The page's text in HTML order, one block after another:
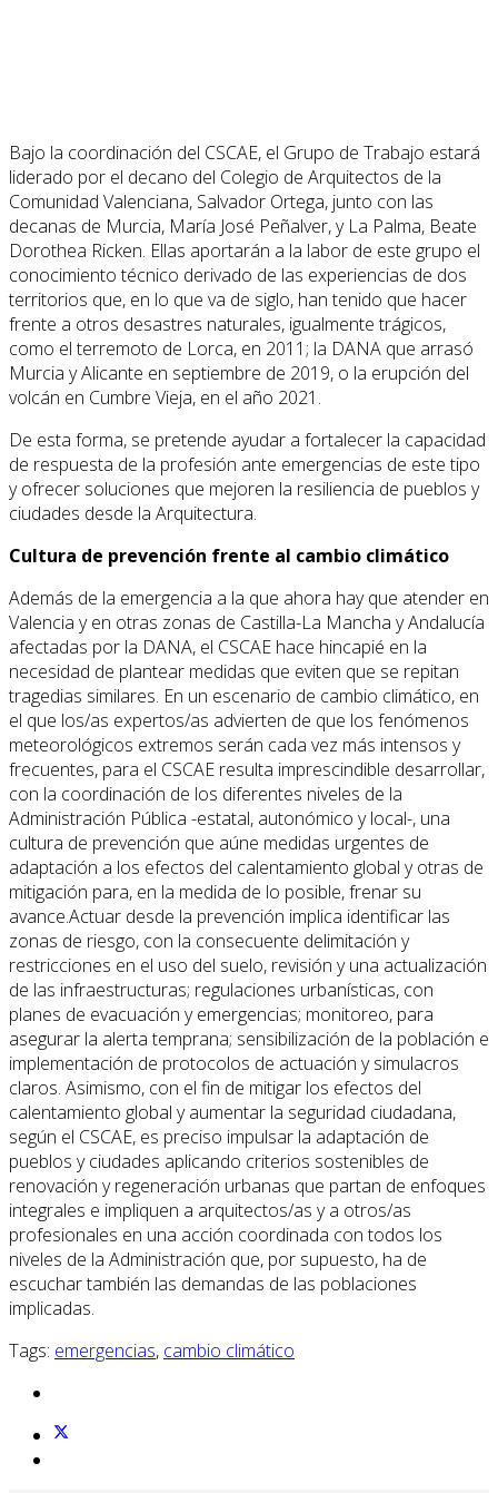
Bajo la coordinación del CSCAE, el Grupo de Trabajo estará
liderado por el decano del Colegio de Arquitectos de la
Comunidad Valenciana, Salvador Ortega, junto con las
decanas de Murcia, María José Peñalver, y La Palma, Beate
Dorothea Ricken. Ellas aportarán a la labor de este grupo el
conocimiento técnico derivado de las experiencias de dos
territorios que, en lo que va de siglo, han tenido que hacer
frente a otros desastres naturales, igualmente trágicos,
como el terremoto de Lorca, en 2011; la DANA que arrasó
Murcia y Alicante en septiembre de 2019, o la erupción del
volcán en Cumbre Vieja, en el año 2021.
De esta forma, se pretende ayudar a fortalecer la capacidad
de respuesta de la profesión ante emergencias de este tipo
y ofrecer soluciones que mejoren la resiliencia de pueblos y
ciudades desde la Arquitectura.
Cultura de prevención frente al cambio climático
Además de la emergencia a la que ahora hay que atender en
Valencia y en otras zonas de Castilla-La Mancha y Andalucía
afectadas por la DANA, el CSCAE hace hincapié en la
necesidad de plantear medidas que eviten que se repitan
tragedias similares. En un escenario de cambio climático, en
el que los/as expertos/as advierten de que los fenómenos
meteorológicos extremos serán cada vez más intensos y
frecuentes, para el CSCAE resulta imprescindible desarrollar,
con la coordinación de los diferentes niveles de la
Administración Pública -estatal, autonómico y local-, una
cultura de prevención que aúne medidas urgentes de
adaptación a los efectos del calentamiento global y otras de
mitigación para, en la medida de lo posible, frenar su
avance.Actuar desde la prevención implica identificar las
zonas de riesgo, con la consecuente delimitación y
restricciones en el uso del suelo, revisión y una actualización
de las infraestructuras; regulaciones urbanísticas, con
planes de evacuación y emergencias; monitoreo, para
asegurar la alerta temprana; sensibilización de la población e
implementación de protocolos de actuación y simulacros
claros. Asimismo, con el fin de mitigar los efectos del
calentamiento global y aumentar la seguridad ciudadana,
según el CSCAE, es preciso impulsar la adaptación de
pueblos y ciudades aplicando criterios sostenibles de
renovación y regeneración urbanas que partan de enfoques
integrales e impliquen a arquitectos/as y a otros/as
profesionales en una acción coordinada con todos los
niveles de la Administración que, por supuesto, ha de
escuchar también las demandas de las poblaciones
implicadas.
Tags: emergencias, cambio climático